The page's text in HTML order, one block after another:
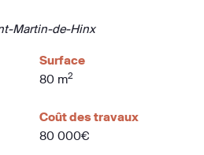
Martin-de-Hinx
Surface
80 m2
Coût des travaux
80 000€